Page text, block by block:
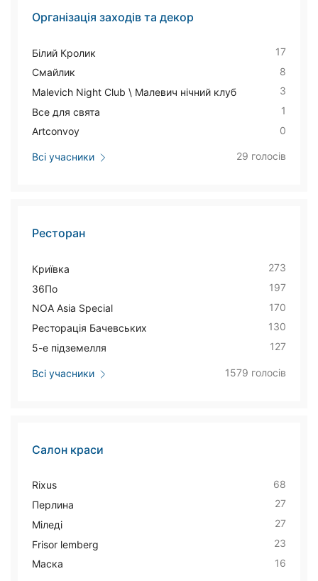
Організація заходів та декор
Білий Кролик
17
Смайлик
8
Malevich Night Club \ Малевич нічний клуб
3
Все для свята
1
Artconvoy
0
Всі учасники 29 голосів
Ресторан
Криївка
273
36По
197
NOA Asia Special
170
Ресторація Бачевських
130
5-е підземелля
127
Всі учасники 1579 голосів
Салон краси
Rixus
68
Перлина
27
Міледі
27
Frisor lemberg
23
Маска
16